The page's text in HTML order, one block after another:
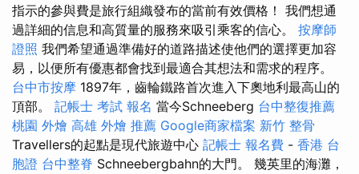
指示的參與費是旅行組織發布的當前有效價格！ 我們想通
過詳細的信息和高質量的服務來吸引乘客的信心。 按摩師
證照 我們希望通過準備好的道路描述使他們的選擇更加容
易，以便所有優惠都會找到最適合其想法和需求的程序。
台中市按摩 1897年，齒輪鐵路首次進入下奧地利最高山的
頂部。 記帳士 考試 報名 當今Schneeberg 台中整復推薦
桃園 外燴 高雄 外燴 推薦 Google商家檔案 新竹 整骨
Travellers的起點是現代旅遊中心 記帳士 報名費 - 香港 台
胞證 台中整脊 Schneebergbahn的大門。 幾英里的海灘，